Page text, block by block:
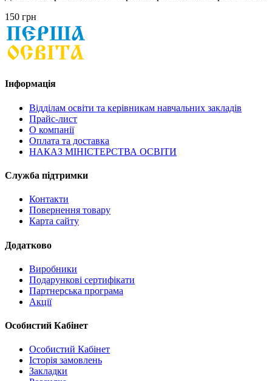
150 грн
Інформація
Відділам освіти та керівникам навчальних закладів
Прайс-лист
О компанії
Оплата та доставка
НАКАЗ МІНІСТЕРСТВА ОСВІТИ
Служба підтримки
Контакти
Повернення товару
Карта сайту
Додатково
Виробники
Подарункові сертифікати
Партнерська програма
Акції
Особистий Кабінет
Особистий Кабінет
Історія замовлень
Закладки